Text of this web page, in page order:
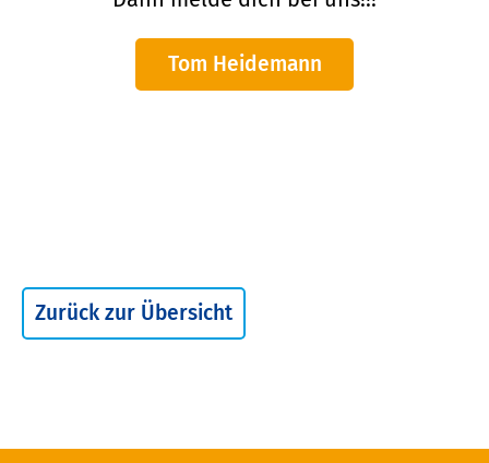
Tom Heidemann
Zurück zur Übersicht